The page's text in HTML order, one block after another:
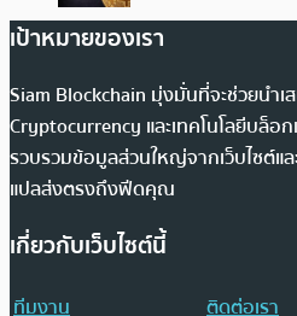
เป้าหมายของเรา
Siam Blockchain มุ่งมั่นที่จะช่วยนำเ
Cryptocurrency และเทคโนโลยีบล็อ
รวบรวมข้อมูลส่วนใหญ่จากเว็บไซต์แล
แปลส่งตรงถึงฟีดคุณ
เกี่ยวกับเว็บไซต์นี้
ทีมงาน
ติดต่อเรา